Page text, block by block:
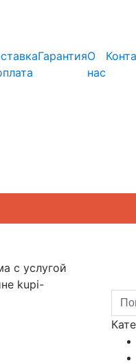
ГарантияО
нас
с услугой
kupi-